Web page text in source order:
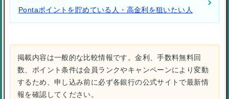
Pontaポイントを貯めている人・高金利を狙いたい人
掲載内容は一般的な比較情報です。金利、手数料無料回
数、ポイント条件は会員ランクやキャンペーンにより変動
するため、申し込み前に必ず各銀行の公式サイトで最新情
報を確認してください。